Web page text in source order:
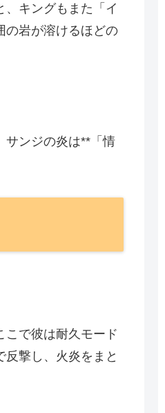
キングもまた「イ
の岩が溶けるほどの
サンジの炎は**「情
こで彼は耐久モード
撃し、火炎をまと